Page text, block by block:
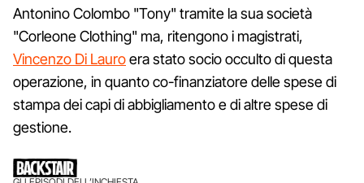
Antonino Colombo "Tony" tramite la sua società
"Corleone Clothing" ma, ritengono i magistrati,
Vincenzo Di Lauroera stato socio occulto di questa
operazione, in quanto co-finanziatore delle spese di
stampa dei capi di abbigliamento e di altre spese di
gestione.